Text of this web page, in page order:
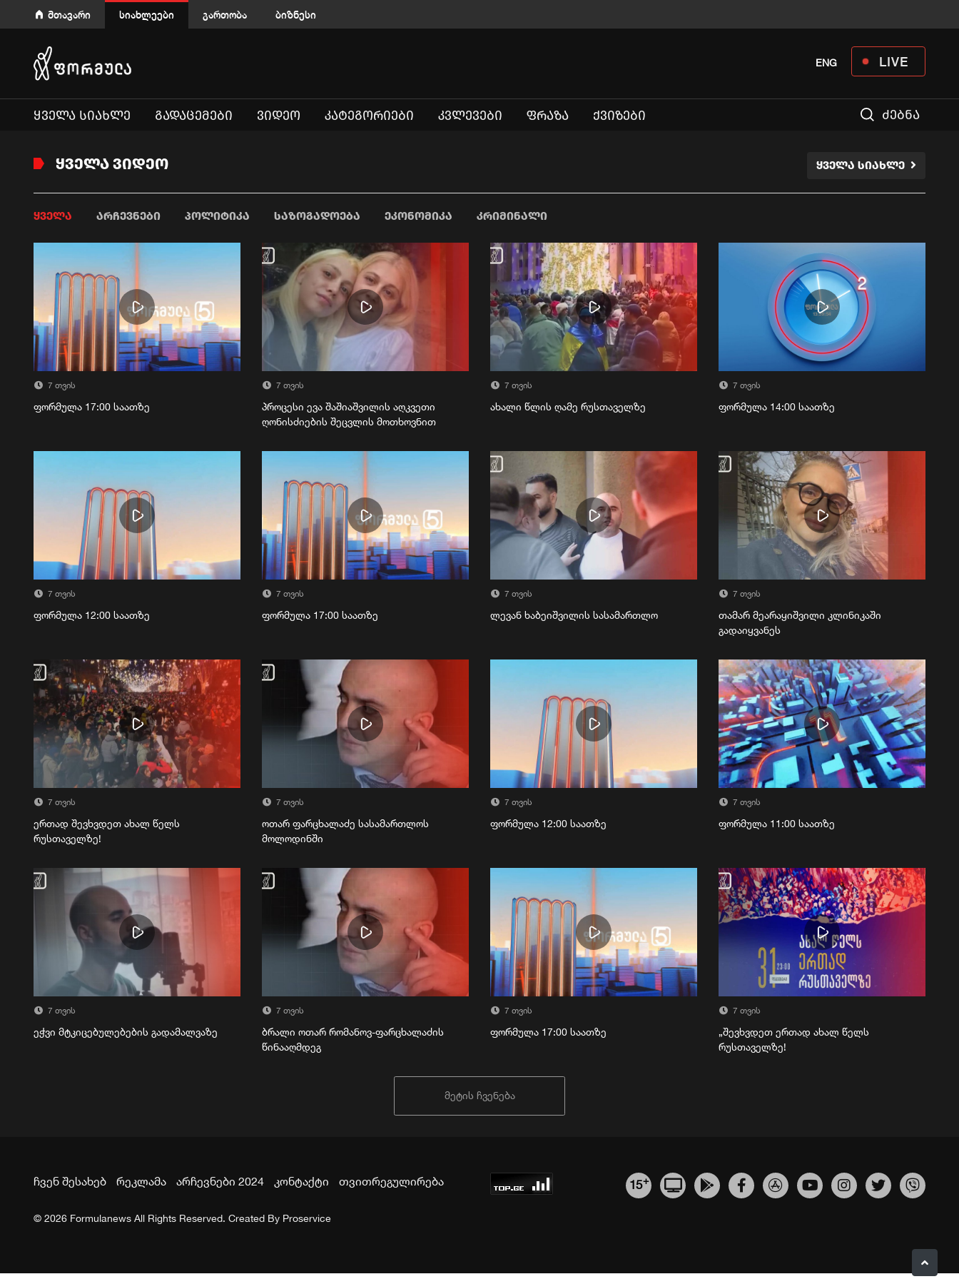
მთავარი სიახლეები გართობა ბიზნესი
LIVE
ENG
ᲧᲕᲔᲚᲐ ᲡᲘᲐᲮᲚᲔ ᲒᲐᲓᲐᲪᲔᲛᲔᲑᲘ ᲕᲘᲓᲔᲝ ᲙᲐᲢᲔᲒᲝᲠᲘᲔᲑᲘ ᲙᲕᲚᲔᲕᲔᲑᲘ ᲤᲠᲐᲖᲐ ᲥᲕᲘᲖᲔᲑᲘ ძებნა
ᲧᲕᲔᲚᲐ ᲕᲘᲓᲔᲝ ᲧᲕᲔᲚᲐ ᲡᲘᲐᲮᲚᲔ
ᲧᲕᲔᲚᲐ ᲐᲠᲩᲔᲕᲜᲔᲑᲘ ᲞᲝᲚᲘᲢᲘᲙᲐ ᲡᲐᲖᲝᲒᲐᲓᲝᲔᲑᲐ ᲔᲙᲝᲜᲝᲛᲘᲙᲐ ᲙᲠᲘᲛᲘᲜᲐᲚᲘ
7 თვის
ფორმულა 17:00 საათზე
7 თვის
პროცესი ევა შაშიაშვილის აღკვეთი
ღონისძიების შეცვლის მოთხოვნით
7 თვის
ახალი წლის ღამე რუსთაველზე
7 თვის
ფორმულა 14:00 საათზე
7 თვის
ფორმულა 12:00 საათზე
7 თვის
ფორმულა 17:00 საათზე
7 თვის
ლევან ხაბეიშვილის სასამართლო
7 თვის
თამარ მეარაყიშვილი კლინიკაში
გადაიყვანეს
7 თვის
ერთად შევხვდეთ ახალ წელს
რუსთაველზე!
7 თვის
ოთარ ფარცხალაძე სასამართლოს
მოლოდინში
7 თვის
ფორმულა 12:00 საათზე
7 თვის
ფორმულა 11:00 საათზე
7 თვის
ეჭვი მტკიცებულებების გადამალვაზე
7 თვის
ბრალი ოთარ რომანოვ-ფარცხალაძის
წინააღმდეგ
7 თვის
ფორმულა 17:00 საათზე
7 თვის
„შევხვდეთ ერთად ახალ წელს
რუსთაველზე!
მეტის ჩვენება
ჩვენ შესახებ რეკლამა არჩევნები 2024 კონტაქტი თვითრეგულირება 15+
© 2026 Formulanews All Rights Reserved. Created By Proservice